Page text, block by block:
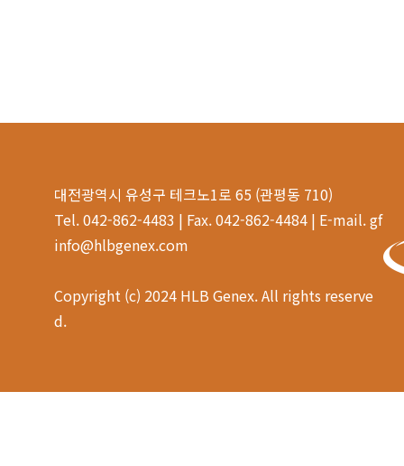
대전광역시 유성구 테크노1로 65 (관평동 710)
Tel. 042-862-4483 | Fax. 042-862-4484 | E-mail. gf
info@hlbgenex.com
Copyright (c) 2024 HLB Genex. All rights reserve
d.